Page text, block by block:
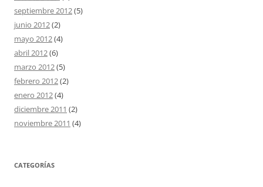
septiembre 2012(5)
junio 2012(2)
mayo 2012(4)
abril 2012(6)
marzo 2012(5)
febrero 2012(2)
enero 2012(4)
diciembre 2011 (2)
noviembre 2011 (4)
CATEGORÍAS